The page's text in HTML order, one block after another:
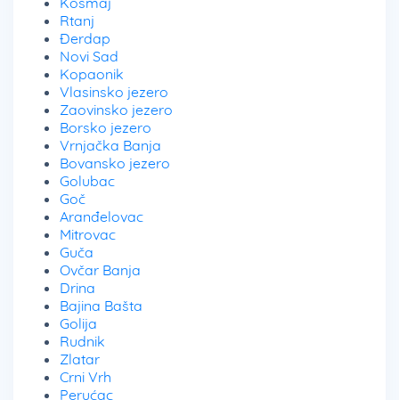
Rtanj
Đerdap
Novi Sad
Kopaonik
Vlasinsko jezero
Zaovinsko jezero
Borsko jezero
Vrnjačka Banja
Bovansko jezero
Golubac
Goč
Aranđelovac
Mitrovac
Guča
Ovčar Banja
Drina
Bajina Bašta
Golija
Rudnik
Zlatar
Crni Vrh
Perućac